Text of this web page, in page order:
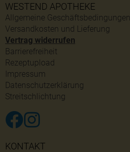
WESTEND APOTHEKE
Allgemeine Geschäftsbedingungen
Versandkosten und Lieferung
Vertrag widerrufen
Barrierefreiheit
Rezeptupload
Impressum
Datenschutzerklärung
Streitschlichtung
KONTAKT